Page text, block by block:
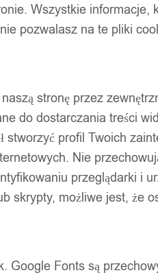
Wszystkie informacje,
pozwalasz na te pliki
stronę przez
do dostarczania treści
profil Twoich
Nie
przeglądarki i
skrypty, możliwe jest, że
Google Fonts są